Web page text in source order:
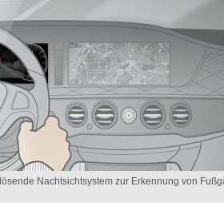
Nachtsichtsystem zur Erkennung von